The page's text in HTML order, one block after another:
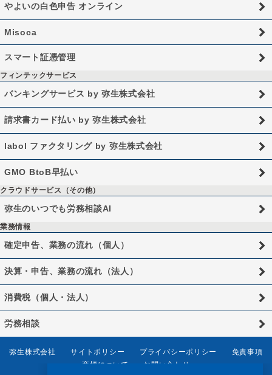
やよいの白色申告 オンライン
Misoca
スマート証憑管理
フィンテックサービス
バンキングサービス by 弥生株式会社
請求書カード払い by 弥生株式会社
labol ファクタリング by 弥生株式会社
GMO BtoB早払い
クラウドサービス（その他）
弥生のいつでも労務相談AI
業務情報
確定申告、業務の流れ（個人）
決算・申告、業務の流れ（法人）
消費税（個人・法人）
労務相談
弥生株式会社 サイトポリシー プライバシーポリシー
免責事項
商標について
お問い合わせ